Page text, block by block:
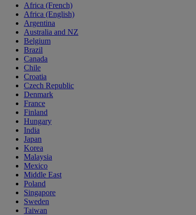
Africa (French)
Africa (English)
Argentina
Australia and NZ
Belgium
Brazil
Canada
Chile
Croatia
Czech Republic
Denmark
France
Finland
Hungary
India
Japan
Korea
Malaysia
Mexico
Middle East
Poland
Singapore
Sweden
Taiwan